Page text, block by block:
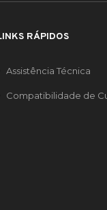
RÁPIDOS
Assistência Técnica
Compatibilidade de